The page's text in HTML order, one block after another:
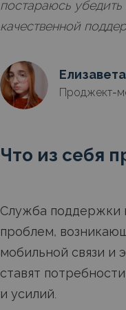
постараюсь
качественной
Проджект-
Что из себя
Служба поддержки
проблем,
мобильной связи и
ставят
и усилий.